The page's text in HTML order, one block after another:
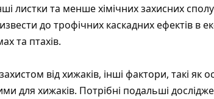
листки та менше хімічних захисних
до трофічних каскадних ефектів в
та птахів.
від хижаків, інші фактори, такі як
для хижаків. Потрібні подальші